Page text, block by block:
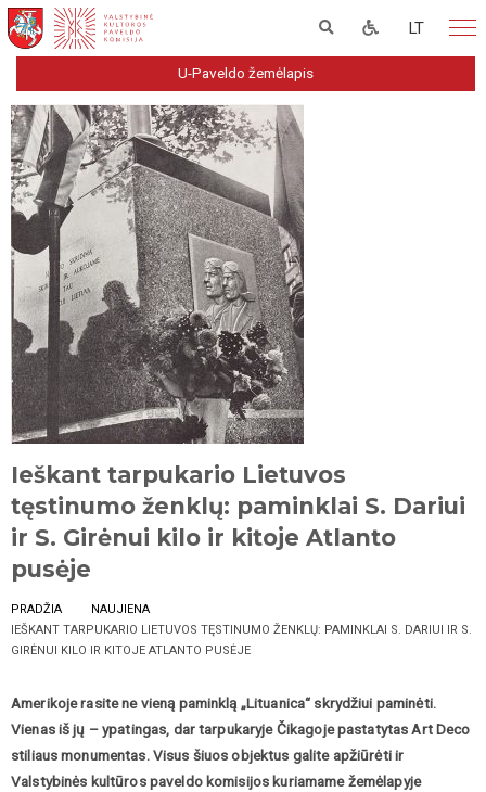
LT
U-Paveldo žemėlapis
Ieškant tarpukario Lietuvos
tęstinumo ženklų: paminklai S. Dariui
ir S. Girėnui kilo ir kitoje Atlanto
pusėje
PRADŽIA
NAUJIENA
IEŠKANT TARPUKARIO LIETUVOS TĘSTINUMO ŽENKLŲ: PAMINKLAI S. DARIUI IR S.
GIRĖNUI KILO IR KITOJE ATLANTO PUSĖJE
Amerikoje rasite ne vieną paminklą „Lituanica“ skrydžiui paminėti.
Vienas iš jų – ypatingas, dar tarpukaryje Čikagoje pastatytas Art Deco
stiliaus monumentas. Visus šiuos objektus galite apžiūrėti ir
Valstybinės kultūros paveldo komisijos kuriamame žemėlapyje